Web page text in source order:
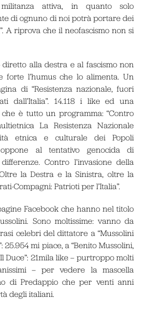
attiva, in quanto solo
di ognuno di noi potrà portare dei
A riprova che il neofascismo non si
alla destra e al fascismo non
forte l’humus che lo alimenta. Un
di “Resistenza nazionale, fuori
dall’Italia”. 14.118 i like ed una
è tutto un programma: “Contro
La Resistenza Nazionale
etnica e culturale dei Popoli
al tentativo genocida di
Contro l’invasione della
la Destra e la Sinistra, oltre la
Compagni: Patrioti per l’Italia”.
Facebook che hanno nel titolo
Sono moltissime: vanno da
celebri del dittatore a “Mussolini
25.954 mi piace, a “Benito Mussolini,
Duce”: 21mila like – purtroppo molti
– per vedere la mascella
di Predappio che per venti anni
degli italiani.